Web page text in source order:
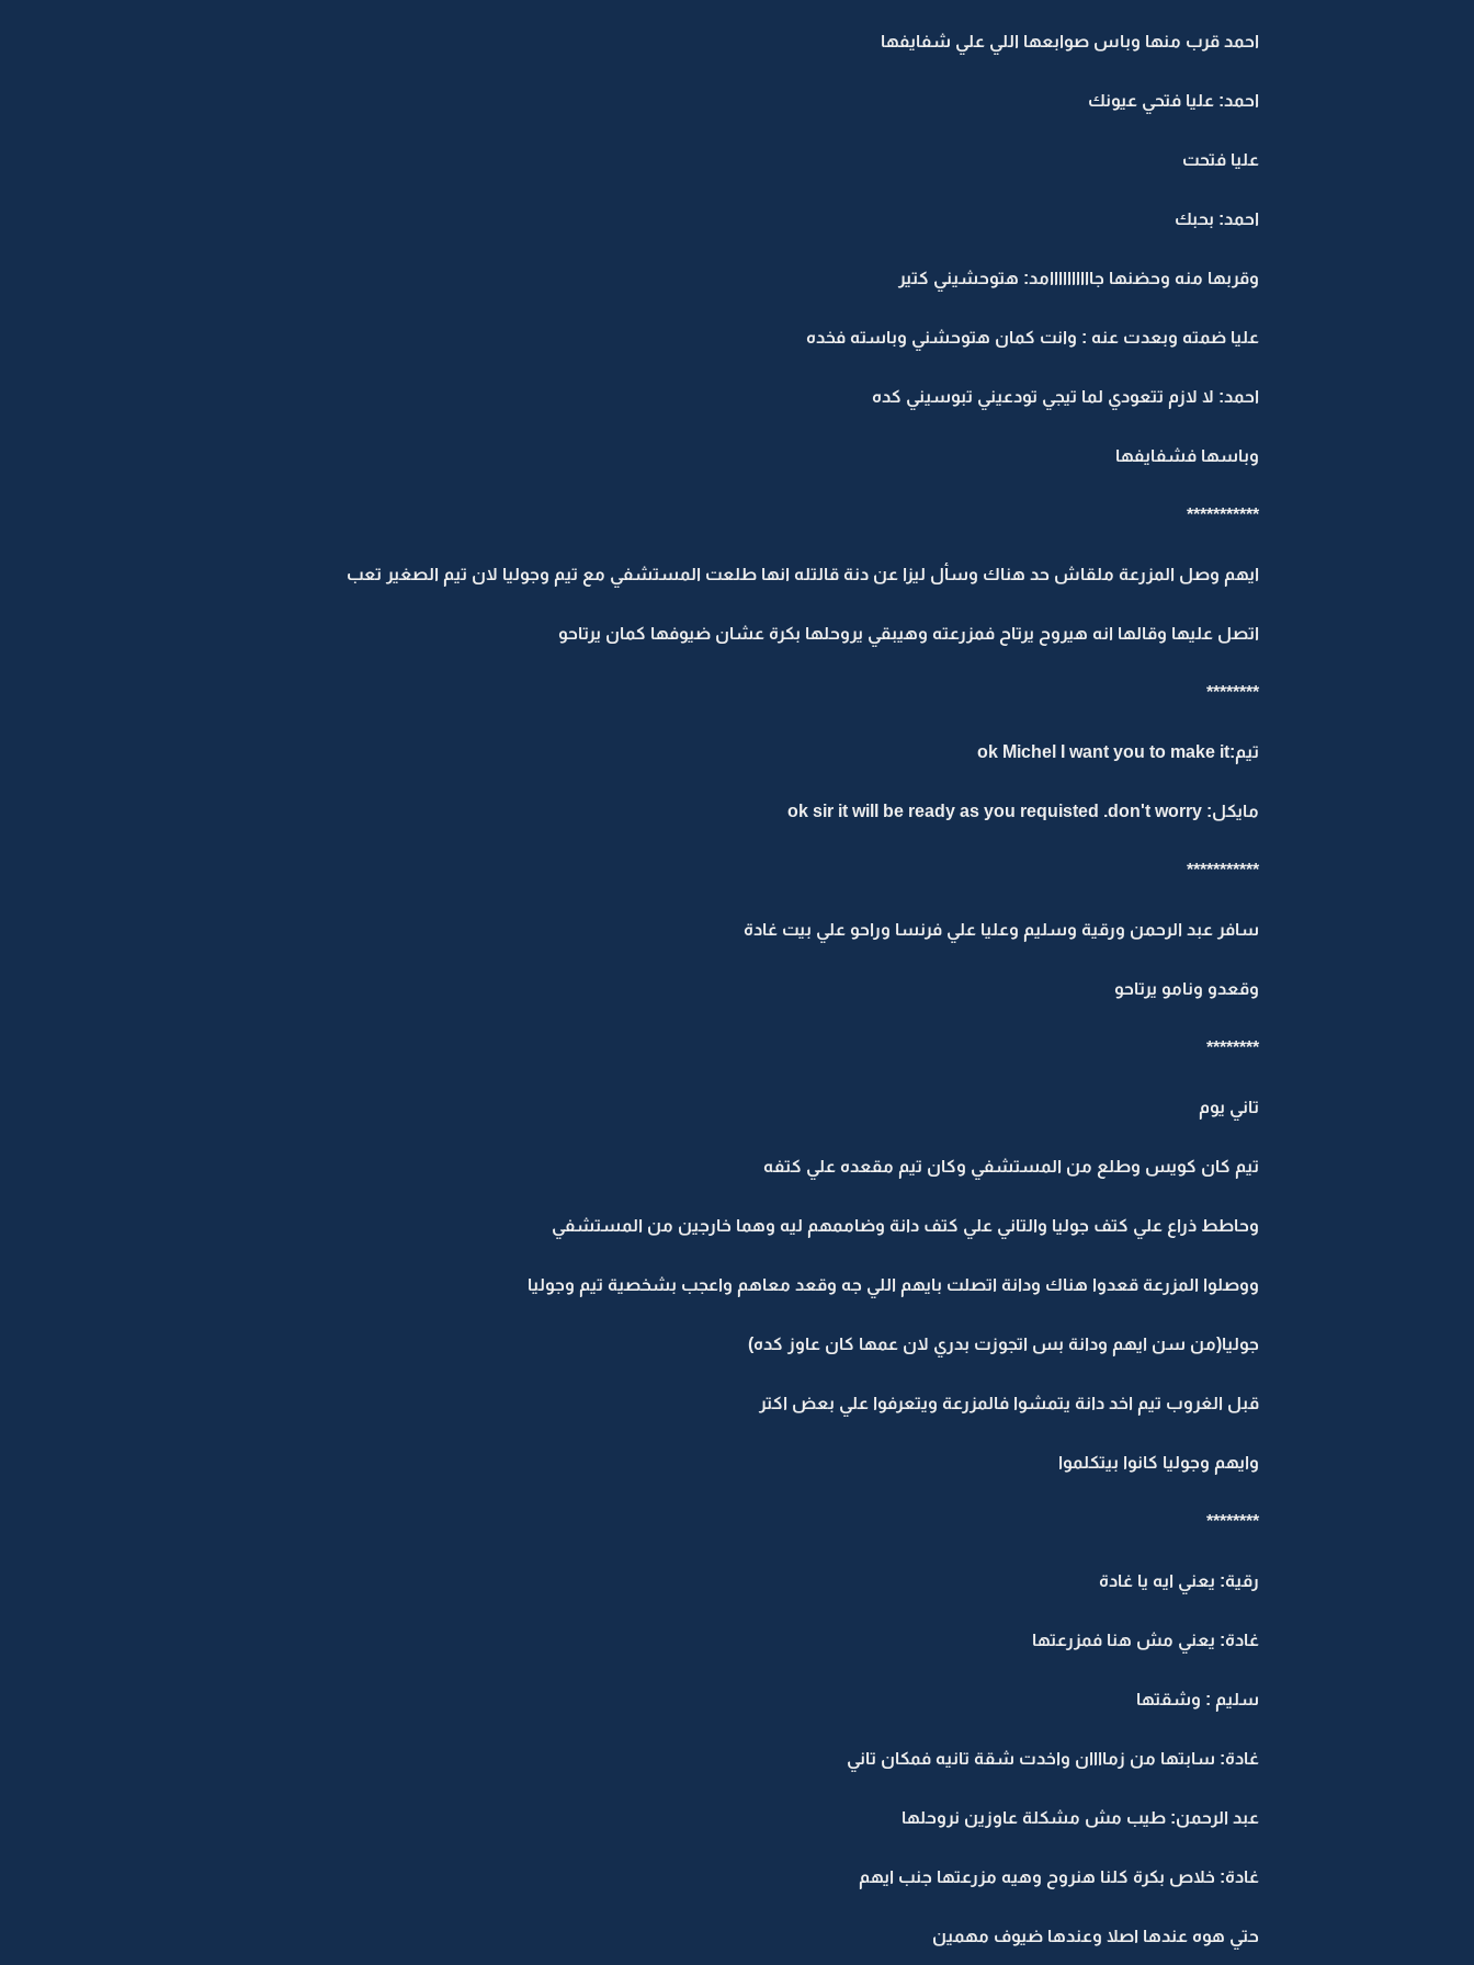
احمد قرب منها وباس صوابعها اللي علي شفايفها
احمد: عليا فتحي عيونك
عليا فتحت
احمد: بحبك
وقربها منه وحضنها جاااااااااامد: هتوحشيني كتير
عليا ضمته وبعدت عنه : وانت كمان هتوحشني وباسته فخده
احمد: لا لازم تتعودي لما تيجي تودعيني تبوسيني كده
وباسها فشفايفها
***********
ايهم وصل المزرعة ملقاش حد هناك وسأل ليزا عن دنة قالتله انها طلعت المستشفي مع تيم وجوليا لان تيم الصغير تعب
اتصل عليها وقالها انه هيروح يرتاح فمزرعته وهيبقي يروحلها بكرة عشان ضيوفها كمان يرتاحو
********
تيم:ok Michel I want you to make it
مايكل: ok sir it will be ready as you requisted .don't worry
***********
سافر عبد الرحمن ورقية وسليم وعليا علي فرنسا وراحو علي بيت غادة
وقعدو ونامو يرتاحو
********
تاني يوم
تيم كان كويس وطلع من المستشفي وكان تيم مقعده علي كتفه
وحاطط ذراع علي كتف جوليا والتاني علي كتف دانة وضاممهم ليه وهما خارجين من المستشفي
ووصلوا المزرعة قعدوا هناك ودانة اتصلت بايهم اللي جه وقعد معاهم واعجب بشخصية تيم وجوليا
جوليا(من سن ايهم ودانة بس اتجوزت بدري لان عمها كان عاوز كده)
قبل الغروب تيم اخد دانة يتمشوا فالمزرعة ويتعرفوا علي بعض اكتر
وايهم وجوليا كانوا بيتكلموا
********
رقية: يعني ايه يا غادة
غادة: يعني مش هنا فمزرعتها
سليم : وشقتها
غادة: سابتها من زماااان واخدت شقة تانيه فمكان تاني
عبد الرحمن: طيب مش مشكلة عاوزين نروحلها
غادة: خلاص بكرة كلنا هنروح وهيه مزرعتها جنب ايهم
حتي هوه عندها اصلا وعندها ضيوف مهمين